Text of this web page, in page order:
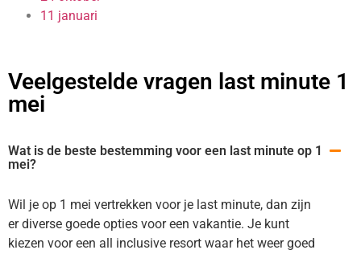
11 januari
Veelgestelde vragen last minute 1
mei
Wat is de beste bestemming voor een last minute op 1
mei?
Wil je op 1 mei vertrekken voor je last minute, dan zijn
er diverse goede opties voor een vakantie. Je kunt
kiezen voor een all inclusive resort waar het weer goed